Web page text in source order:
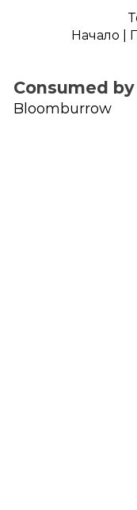
Начало |
Consumed
Bloomburrow